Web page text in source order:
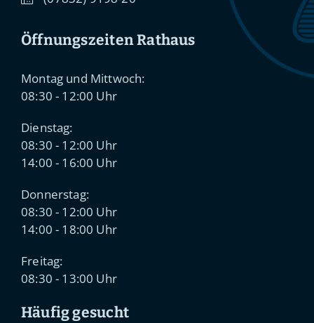
Öffnungszeiten Rathaus
Montag und Mittwoch:
08:30 - 12:00 Uhr
Dienstag:
08:30 - 12:00 Uhr
14:00 - 16:00 Uhr
Donnerstag:
08:30 - 12:00 Uhr
14:00 - 18:00 Uhr
Freitag:
08:30 - 13:00 Uhr
Häufig gesucht